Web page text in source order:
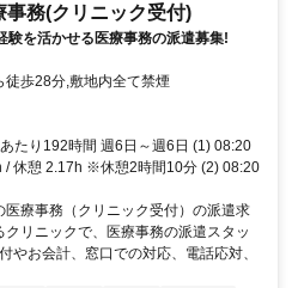
務(クリニック受付)
を活かせる医療事務の派遣募集!
徒歩28分,敷地内全て禁煙
たり192時間 週6日～週6日 (1) 08:20
/ 休憩 2.17h ※休憩2時間10分 (2) 08:20
療事務（クリニック受付）の派遣求
クリニックで、医療事務の派遣スタッ
やお会計、窓口での対応、電話応対、